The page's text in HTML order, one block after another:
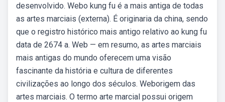
desenvolvido. Webo kung fu é a mais antiga de todas
as artes marciais (externa). É originaria da china, sendo
que o registro histórico mais antigo relativo ao kung fu
data de 2674 a. Web — em resumo, as artes marciais
mais antigas do mundo oferecem uma visão
fascinante da história e cultura de diferentes
civilizações ao longo dos séculos. Weborigem das
artes marciais. O termo arte marcial possui origem